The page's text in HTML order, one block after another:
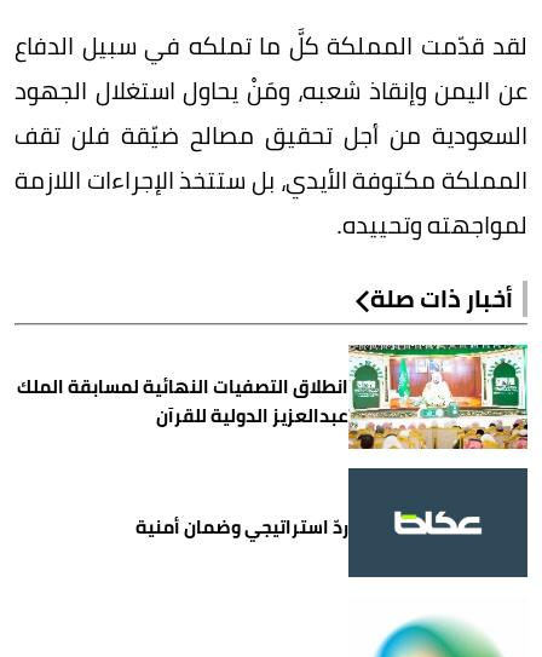
لقد قدّمت المملكة كلَّ ما تملكه في سبيل الدفاع
عن اليمن وإنقاذ شعبه، ومَنْ يحاول استغلال الجهود
السعودية من أجل تحقيق مصالح ضيّقة فلن تقف
المملكة مكتوفة الأيدي، بل ستتخذ الإجراءات اللازمة
لمواجهته وتحييده.
أخبار ذات صلة
انطلاق التصفيات النهائية لمسابقة الملك
عبدالعزيز الدولية للقرآن
ردّ استراتيجي وضمان أمنية